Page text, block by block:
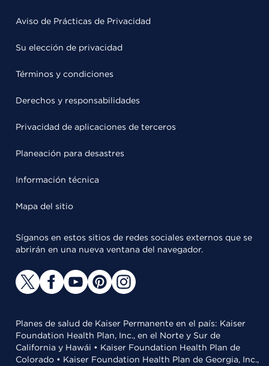
Aviso de Prácticas de Privacidad
Su elección de privacidad
Términos y condiciones
Derechos y responsabilidades
Privacidad de aplicaciones de terceros
Planeación para desastres
Información técnica
Mapa del sitio
Síganos en estos sitios de redes sociales externos que se
abrirán en una nueva ventana del navegador.
Planes de salud de Kaiser Permanente en el país: Kaiser
Foundation Health Plan, Inc., en el Norte y Sur de
California y Hawái • Kaiser Foundation Health Plan de
Colorado • Kaiser Foundation Health Plan de Georgia, Inc.,